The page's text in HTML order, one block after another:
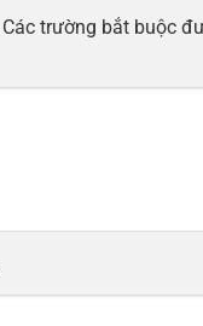
Các trường bắt buộc